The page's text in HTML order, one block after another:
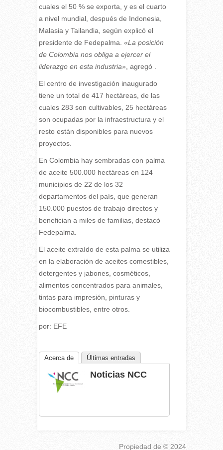
cuales el 50 % se exporta, y es el cuarto
a nivel mundial, después de Indonesia,
Malasia y Tailandia, según explicó el
presidente de Fedepalma. «La posición
de Colombia nos obliga a ejercer el
liderazgo en esta industria» , agregó .
El centro de investigación inaugurado
tiene un total de 417 hectáreas, de las
cuales 283 son cultivables, 25 hectáreas
son ocupadas por la infraestructura y el
resto están disponibles para nuevos
proyectos.
En Colombia hay sembradas con palma
de aceite 500.000 hectáreas en 124
municipios de 22 de los 32
departamentos del país, que generan
150.000 puestos de trabajo directos y
benefician a miles de familias, destacó
Fedepalma.
El aceite extraído de esta palma se utiliza
en la elaboración de aceites comestibles,
detergentes y jabones, cosméticos,
alimentos concentrados para animales,
tintas para impresión, pinturas y
biocombustibles, entre otros.
por: EFE
Acerca de Últimas entradas
Noticias NCC
Propiedad de © 2024